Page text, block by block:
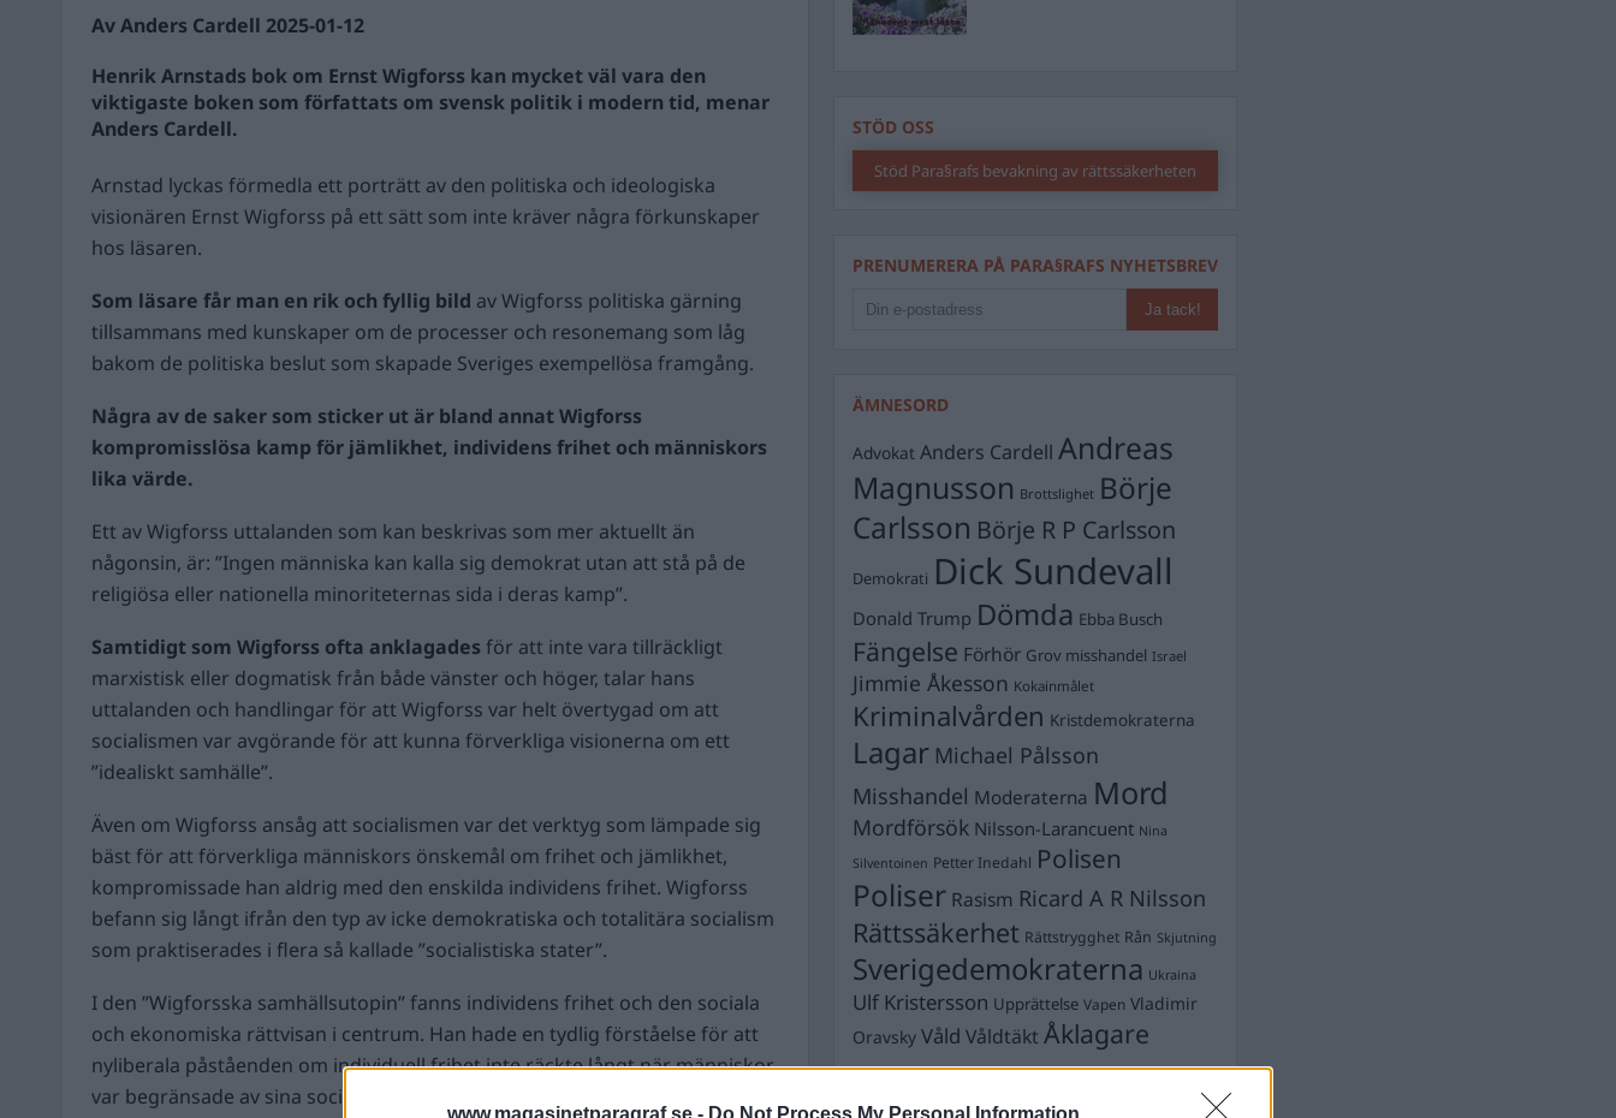
www.magasinetparagraf.se - Do Not Process My Personal Information
Av Anders Cardell 2025-01-12
Henrik Arnstads bok om Ernst Wigforss kan mycket väl vara den
viktigaste boken som författats om svensk politik i modern tid, menar
Anders Cardell.
Arnstad lyckas förmedla ett porträtt av den politiska och ideologiska
visionären Ernst Wigforss på ett sätt som inte kräver några förkunskaper
hos läsaren.
Som läsare får man en rik och fyllig bild av Wigforss politiska gärning
tillsammans med kunskaper om de processer och resonemang som låg
bakom de politiska beslut som skapade Sveriges exempellösa framgång.
Några av de saker som sticker ut är bland annat Wigforss
kompromisslösa kamp för jämlikhet, individens frihet och människors
lika värde.
Ett av Wigforss uttalanden som kan beskrivas som mer aktuellt än
någonsin, är: ”Ingen människa kan kalla sig demokrat utan att stå på de
religiösa eller nationella minoriteternas sida i deras kamp”.
Samtidigt som Wigforss ofta anklagades för att inte vara tillräckligt
marxistisk eller dogmatisk från både vänster och höger, talar hans
uttalanden och handlingar för att Wigforss var helt övertygad om att
socialismen var avgörande för att kunna förverkliga visionerna om ett
”idealiskt samhälle”.
Även om Wigforss ansåg att socialismen var det verktyg som lämpade sig
bäst för att förverkliga människors önskemål om frihet och jämlikhet,
kompromissade han aldrig med den enskilda individens frihet. Wigforss
befann sig långt ifrån den typ av icke demokratiska och totalitära socialism
som praktiserades i flera så kallade ”socialistiska stater”.
I den ”Wigforsska samhällsutopin” fanns individens frihet och den sociala
och ekonomiska rättvisan i centrum. Han hade en tydlig förståelse för att
nyliberala påståenden om individuell frihet inte räckte långt när människor
var begränsade av sina sociala och ekonomiska villkor. Staten var inom
STÖD OSS
Stöd Para§rafs bevakning av rättssäkerheten
PRENUMERERA PÅ PARA§RAFS NYHETSBREV
ÄMNESORD
Advokat Anders Cardell Andreas
Magnusson Brottslighet Börje
Carlsson Börje R P Carlsson
Demokrati Dick Sundevall
Donald Trump Dömda Ebba Busch
Fängelse Förhör Grov misshandel Israel
Jimmie Åkesson Kokainmålet
Kriminalvården Kristdemokraterna
Lagar Michael Pålsson
Misshandel Moderaterna Mord
Mordförsök Nilsson-Larancuent Nina
Silventoinen Petter Inedahl Polisen
Poliser Rasism Ricard A R Nilsson
Rättssäkerhet Rättstrygghet Rån Skjutning
Sverigedemokraterna Ukraina
Ulf Kristersson Upprättelse Vapen Vladimir
Oravsky Våld Våldtäkt Åklagare